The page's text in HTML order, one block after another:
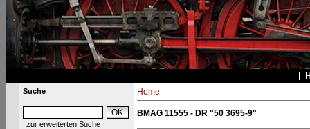
Suche
zur erweiterten Suche
Home
BMAG 11555 - DR "50 3695-9"